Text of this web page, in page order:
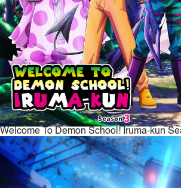
Welcome To Demon School! Iruma-kun